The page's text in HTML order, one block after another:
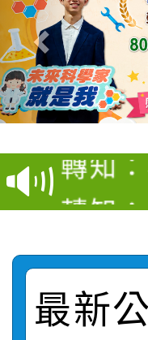
【甄
學年
結果(
【甄
學年
結果(
轉知
賽及
賽實
轉知
比賽
轉知
動辦
轉知
最新